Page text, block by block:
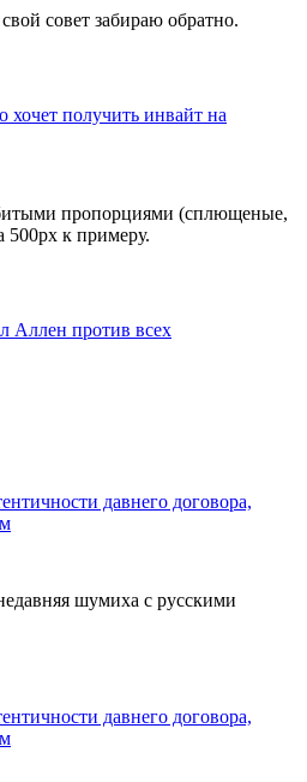
совет забираю обратно.
хочет получить инвайт на
пропорциями (сплющеные,
500px к примеру.
Аллен против всех
давнего договора,
шумиха с русскими
давнего договора,